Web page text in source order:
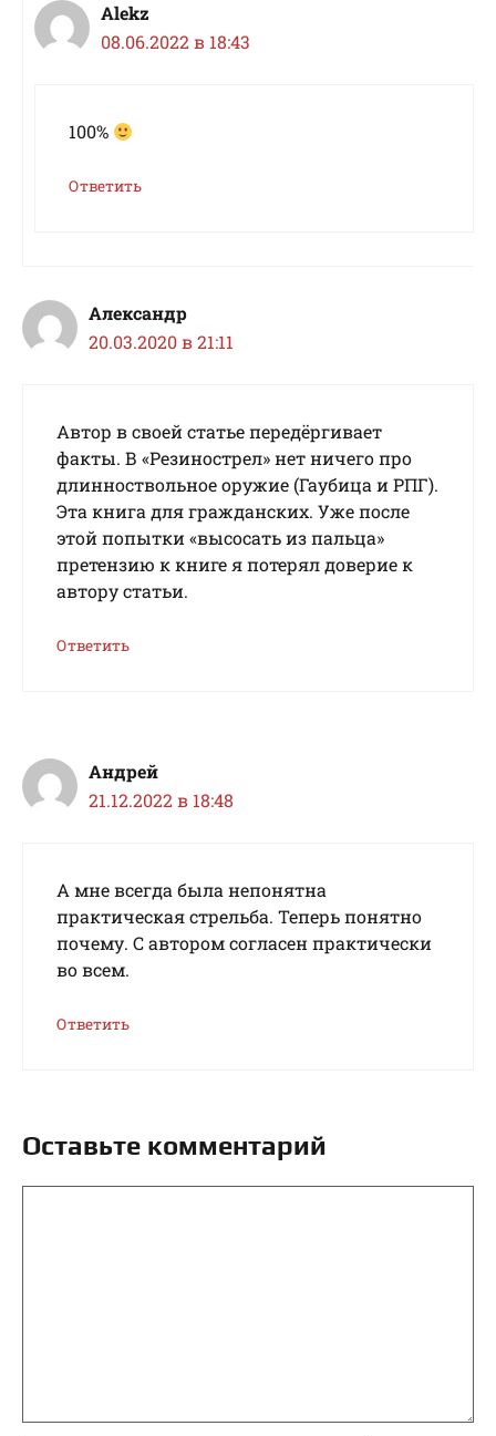
Alekz
08.06.2022 в 18:43
100%
Ответить
Александр
20.03.2020 в 21:11
Автор в своей статье передёргивает
факты. В «Резинострел» нет ничего про
длинноствольное оружие (Гаубица и РПГ).
Эта книга для гражданских. Уже после
этой попытки «высосать из пальца»
претензию к книге я потерял доверие к
автору статьи.
Ответить
Андрей
21.12.2022 в 18:48
А мне всегда была непонятна
практическая стрельба. Теперь понятно
почему. С автором согласен практически
во всем.
Ответить
Оставьте комментарий